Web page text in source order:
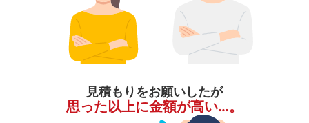
見積もりをお願いしたが
思った以上に金額が高い…。